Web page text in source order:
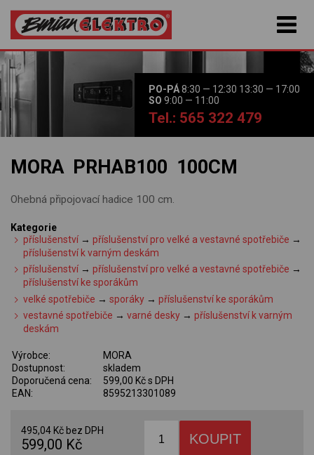
PO-PÁ8:30 — 12:30 13:30 — 17:00
SO 9:00 — 11:00
Tel.: 565 322 479
MORA PRHAB100 100CM
Ohebná připojovací hadice 100 cm.
Kategorie
příslušenství →příslušenství pro velké a vestavné spotřebiče →
příslušenství k varným deskám
příslušenství →příslušenství pro velké a vestavné spotřebiče →
příslušenství ke sporákům
velké spotřebiče →sporáky →příslušenství ke sporákům
vestavné spotřebiče →varné desky →příslušenství k varným
deskám
Výrobce:
MORA
Dostupnost:
skladem
Doporučená cena:
599,00 Kč s DPH
EAN:
8595213301089
495,04 Kč bez DPH
599,00 Kč